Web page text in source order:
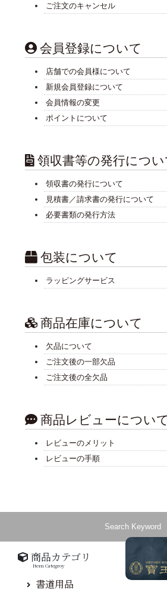
ご注文のキャンセル
会員登録について
店舗での会員様について
新規会員登録について
会員情報の変更
ポイントについて
領収書等の発行につい
領収書の発行について
見積書／請求書の発行について
必要書類の発行方法
包装について
ラッピングサービス
商品在庫について
欠品について
ご注文後の一部欠品
ご注文後の全欠品
商品レビューについて
レビューのメリット
レビューの手順
商品カテゴリ
Item Categroy
書道用品